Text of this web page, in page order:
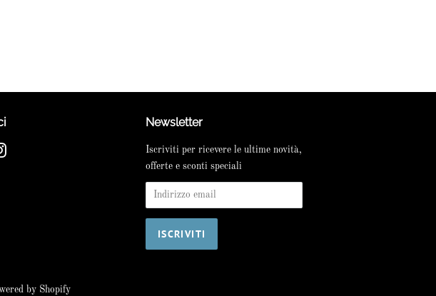
Newsletter
Iscriviti per ricevere le ultime novità,
offerte e sconti speciali
by Shopify